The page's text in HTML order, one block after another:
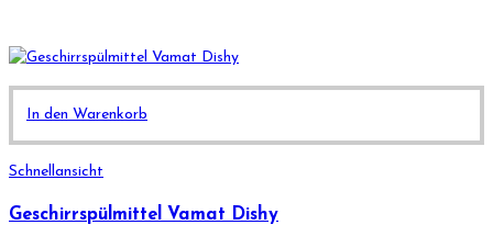
In den Warenkorb
Schnellansicht
Geschirrspülmittel Vamat Dishy